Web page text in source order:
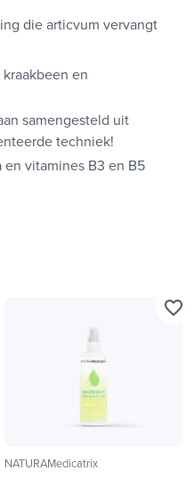
die articvum vervangt
en
samengesteld uit
techniek!
vitamines B3 en B5
NATURAMedicatrix
favorite_border